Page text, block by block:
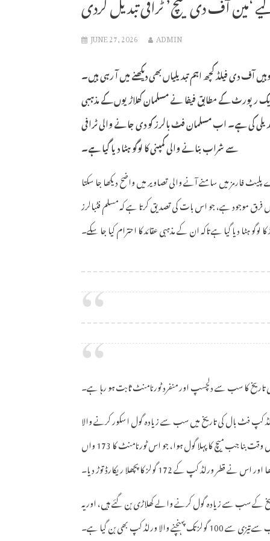
JUNE 27, 2026 ADMIN
وہیں آف دی فیلڈ کچھ اہم تبدیلیاں بھی دیکھنے میں آ رہی ہیں۔
رپورٹ کے مطابق فیفا نے مسلمان کھلاڑیوں کے مذہبی
کی ہے۔ اب مسلمان فٹ بالرز کو دی جانے والی ٹرافی
سے شراب بنانے والی کمپنی کا لوگو ہٹا دیا گیا ہے۔
فارمز میں سامنے آنے والی تصاویر میں واضح دیکھا جا سکتا
فرق موجود ہے، جو اس بات کی تصدیق کرتا ہے کہ مسلم فٹبالرز
ہٹا دیا گیا ہے تاکہ ان کے مذہبی عقائد کا احترام کیا جا سکے۔
کا سب سے دلچسپ اور منفرد ٹورنامنٹ ثابت ہو رہا ہے۔
کپ فٹ بال کی تاریخ میں سب سے زیادہ گول اسکور کرنے والا
ٹورنامنٹ بن چکا ہے۔ یہ نیا ریکارڈ امریکا اور ترکی کے درمیان کھیلے گئے میچ کے دوران اس وقت بنا جب میچ کا پہلا گول ہوا، جو اس ٹورنامنٹ کا 173 واں
نے قطر ورلڈ کپ کے 172 گولز کا پچھلا ریکارڈ توڑ دیا۔
کے سب سے زیادہ گول کرنے والے کھلاڑی بن گئے ہیں، اور یہ